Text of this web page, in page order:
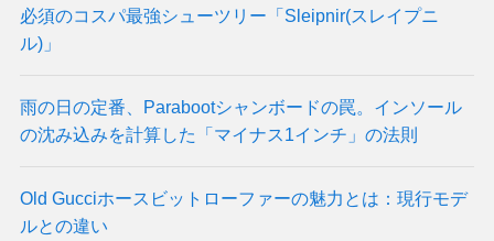
必須のコスパ最強シューツリー「Sleipnir(スレイプニ
ル)」
雨の日の定番、Parabootシャンボードの罠。インソール
の沈み込みを計算した「マイナス1インチ」の法則
Old Gucciホースビットローファーの魅力とは：現行モデ
ルとの違い